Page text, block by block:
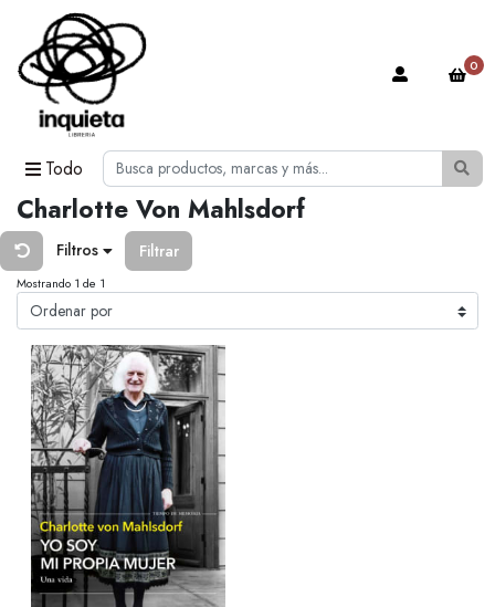
Todo
0
Charlotte Von Mahlsdorf
Filtros Filtrar
Mostrando 1 de 1